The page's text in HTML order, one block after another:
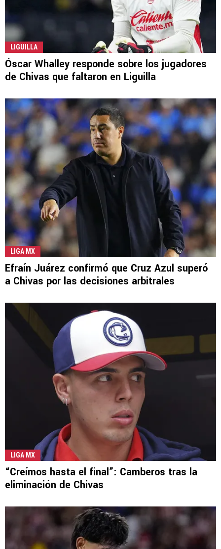
LIGUILLA
Óscar Whalley responde sobre los jugadores
de Chivas que faltaron en Liguilla
LIGA MX
Efraín Juárez confirmó que Cruz Azul superó
a Chivas por las decisiones arbitrales
LIGA MX
“Creímos hasta el final”: Camberos tras la
eliminación de Chivas